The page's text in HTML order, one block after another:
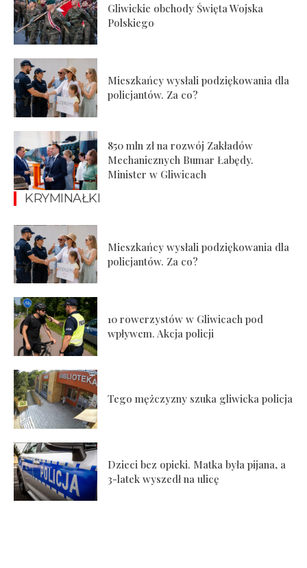
Gliwickie obchody Święta Wojska
Polskiego
Mieszkańcy wysłali podziękowania dla
policjantów. Za co?
850 mln zł na rozwój Zakładów
Mechanicznych Bumar Łabędy.
Minister w Gliwicach
KRYMINAŁKI
Mieszkańcy wysłali podziękowania dla
policjantów. Za co?
10 rowerzystów w Gliwicach pod
wpływem. Akcja policji
Tego mężczyzny szuka gliwicka policja
Dzieci bez opieki. Matka była pijana, a
3-latek wyszedł na ulicę